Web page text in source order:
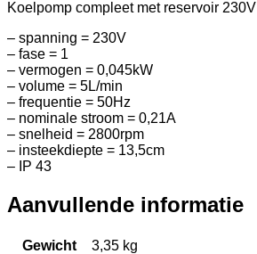
Koelpomp compleet met reservoir 230V
– spanning = 230V
– fase = 1
– vermogen = 0,045kW
– volume = 5L/min
– frequentie = 50Hz
– nominale stroom = 0,21A
– snelheid = 2800rpm
– insteekdiepte = 13,5cm
– IP 43
Aanvullende informatie
Gewicht
3,35 kg